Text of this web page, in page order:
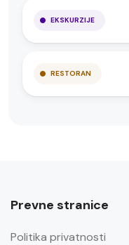
EKSKURZIJE
RESTORAN
Prevne stranice
Politika privatnosti